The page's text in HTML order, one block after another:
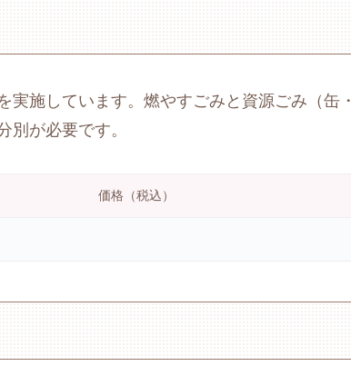
施しています。燃やすごみと資源ごみ（缶・
別が必要です。
価格（税込）